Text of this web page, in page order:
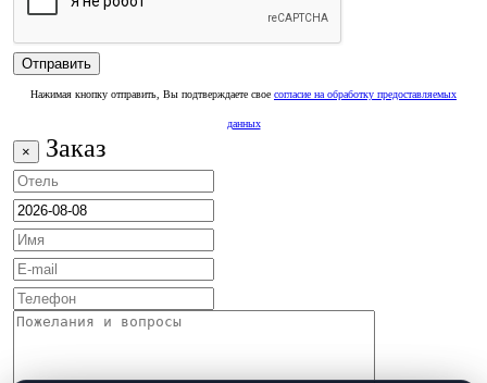
Нажимая кнопку отправить, Вы подтверждаете свое согласие на обработку предоставляемых
данных
× Заказ